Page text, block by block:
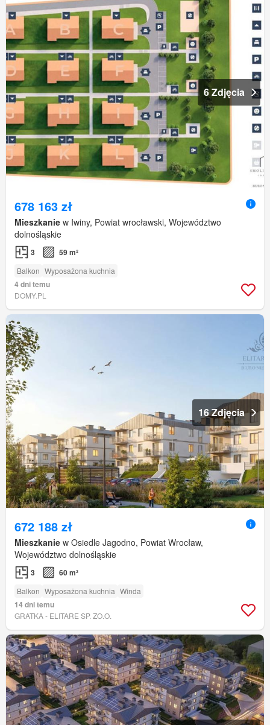
6 Zdjęcia
678 163 zł
Mieszkanie w Iwiny, Powiat wrocławski, Województwo
dolnośląskie
3 59 m²
Balkon Wyposażona kuchnia
4 dni temu
DOMY.PL
16 Zdjęcia
672 188 zł
Mieszkanie w Osiedle Jagodno, Powiat Wrocław,
Województwo dolnośląskie
3 60 m²
Balkon Wyposażona kuchnia Winda
14 dni temu
GRATKA - ELITARE SP. ZO.O.